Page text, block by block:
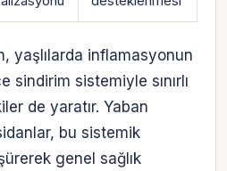
yaşlılarda inflamasyonun
sindirim sistemiyle sınırlı
de yaratır. Yaban
bu sistemik
genel sağlık